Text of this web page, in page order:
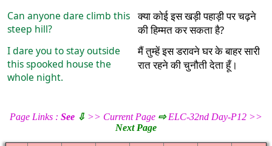
Can anyone dare climb this
steep hill?
क्या कोई इस खड़ी पहाड़ी पर चढ़ने
की हिम्मत कर सकता है?
I dare you to stay outside
this spooked house the
whole night.
मैं तुम्हें इस डरावने घर के बाहर सारी
रात रहने की चुनौती देता हूँ।
Page Links : See ⇩ >> Current Page ⇨ELC-32nd Day-P12 >>
Next Page